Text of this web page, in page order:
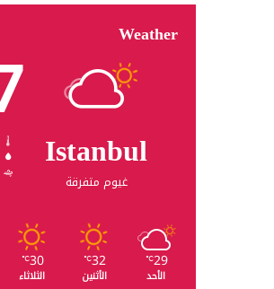
Weather
Istanbul
غيوم متفرقة
29
℃
الأحد
32
℃
الأثنين
30
℃
الثلاثاء